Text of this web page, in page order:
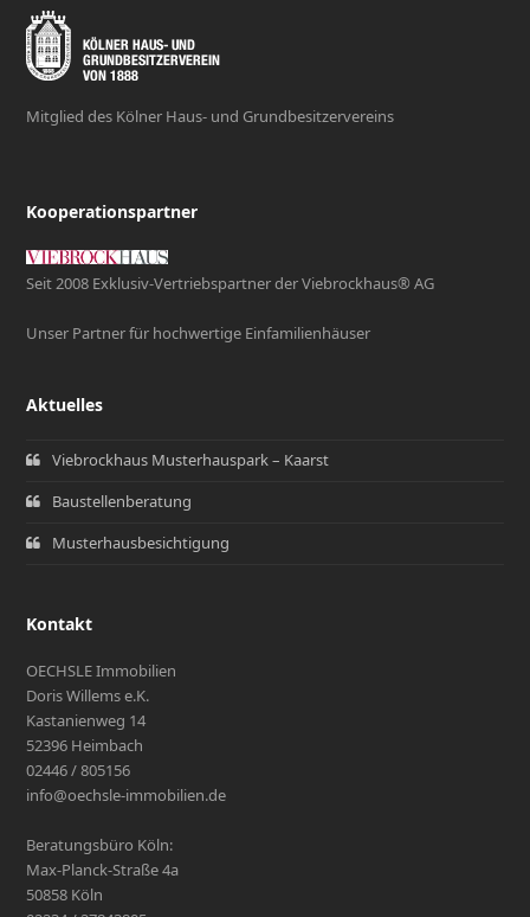
Mitglied des Kölner Haus- und Grundbesitzervereins
Kooperationspartner
Seit 2008 Exklusiv-Vertriebspartner der Viebrockhaus® AG
Unser Partner für hochwertige Einfamilienhäuser
Aktuelles
Viebrockhaus Musterhauspark – Kaarst
Baustellenberatung
Musterhausbesichtigung
Kontakt
OECHSLE Immobilien
Doris Willems e.K.
Kastanienweg 14
52396 Heimbach
02446 / 805156
info@oechsle-immobilien.de
Beratungsbüro Köln:
Max-Planck-Straße 4a
50858 Köln